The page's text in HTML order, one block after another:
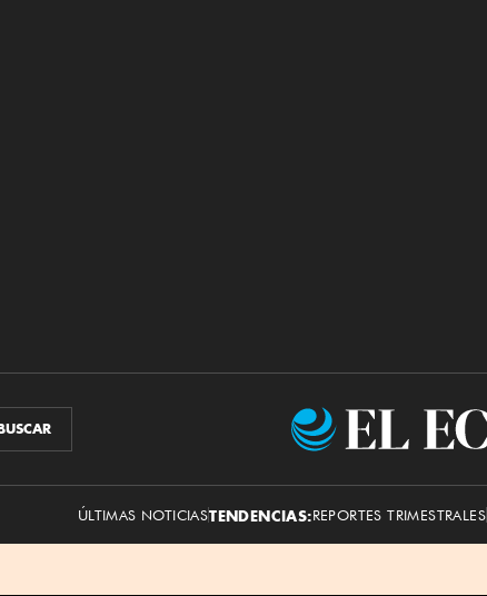
ÚLTIMAS NOTICIASTENDENCIAS:REPORTES TRIMESTRALES